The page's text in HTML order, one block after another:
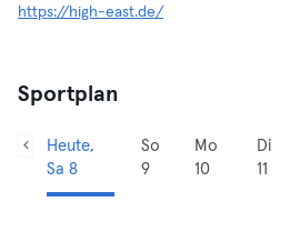
https://high-east.de/
Sportplan
Heute,
Sa 8
So
9
Mo
10
Di
11